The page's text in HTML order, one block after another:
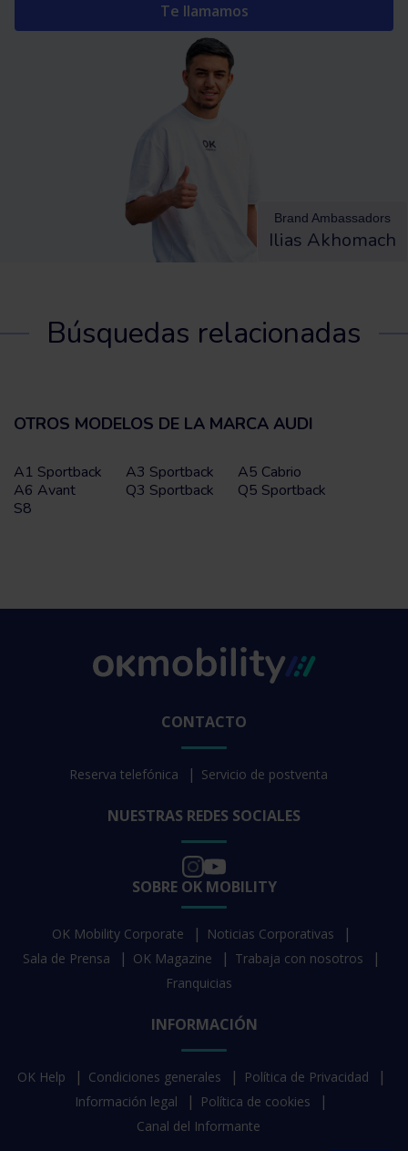
Te llamamos
Brand Ambassadors
Ilias Akhomach
Búsquedas relacionadas
OTROS MODELOS DE LA MARCA AUDI
A1 Sportback A3 Sportback
A5 Cabrio
A6 Avant
Q3 Sportback
Q5 Sportback
S8
CONTACTO
Reserva telefónica Servicio de postventa
NUESTRAS REDES SOCIALES
SOBRE OK MOBILITY
OK Mobility Corporate
Noticias Corporativas
Sala de Prensa
OK Magazine
Trabaja con nosotros
Franquicias
INFORMACIÓN
OK Help Condiciones generales
Política de Privacidad
Información legal
Política de cookies
Canal del Informante